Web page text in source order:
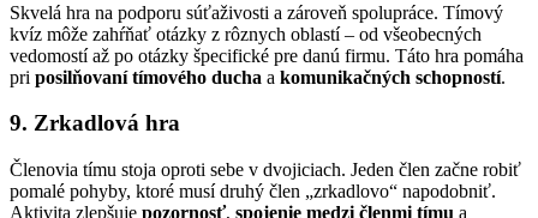
Skvelá hra na podporu súťaživosti a zároveň spolupráce. Tímový
kvíz môže zahŕňať otázky z rôznych oblastí – od všeobecných
vedomostí až po otázky špecifické pre danú firmu. Táto hra pomáha
pri posilňovaní tímového ducha a komunikačných schopností.
9. Zrkadlová hra
Členovia tímu stoja oproti sebe v dvojiciach. Jeden člen začne robiť
pomalé pohyby, ktoré musí druhý člen „zrkadlovo“ napodobniť.
Aktivita zlepšuje pozornosť, spojenie medzi členmi tímu a